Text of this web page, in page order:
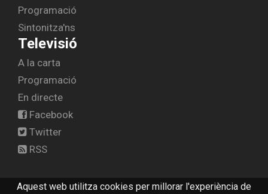
Aquest web utilitza cookies per millorar l'experiència de
Programació
Sintonitza'ns
Televisió
A la carta
Programació
En directe
Facebook
Twitter
RSS
© 2026 radiolescala.cat -Avís legal-Contactar